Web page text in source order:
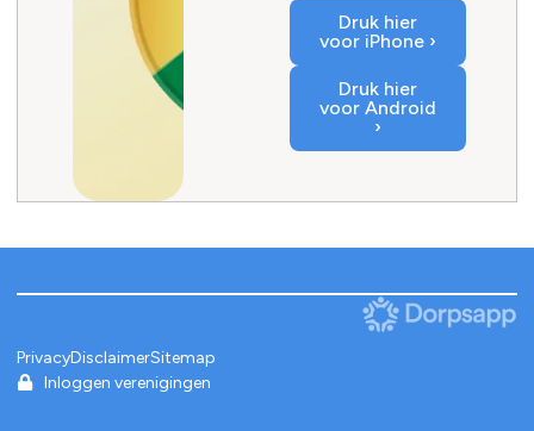
Druk hier
voor iPhone ›
Druk hier
voor Android
›
PrivacyDisclaimerSitemap
Inloggen verenigingen